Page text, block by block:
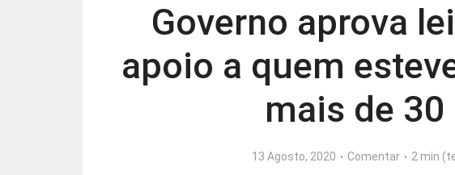
Governo aprova
apoio a quem
mais de 30
13 Agosto, 2020 Comentar 2 min